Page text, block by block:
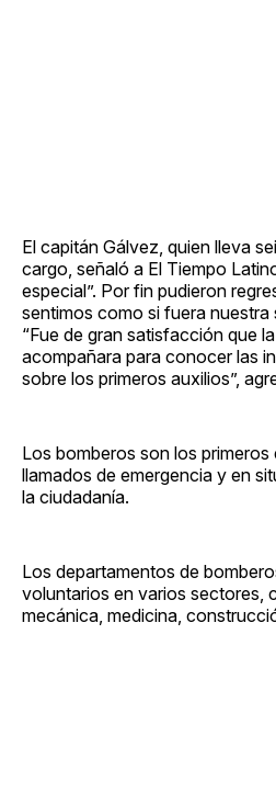
El capitán Gálvez, quien lleva
cargo, señaló a El Tiempo
especial”. Por fin pudieron
sentimos como si fuera nuestra
“Fue de gran satisfacción que
acompañara para conocer las
sobre los primeros auxilios”,
Los bomberos son los primeros
llamados de emergencia y en
la ciudadanía.
Los departamentos de
voluntarios en varios sectores,
mecánica, medicina,